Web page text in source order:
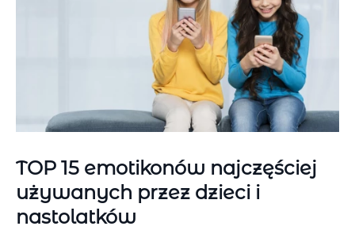
TOP 15 emotikonów najczęściej
używanych przez dzieci i
nastolatków